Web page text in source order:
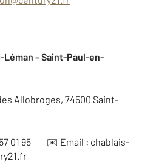
Léman – Saint-Paul-en-
Allobroges, 74500 Saint-
57 01 95 ✉️ Email : chablais-